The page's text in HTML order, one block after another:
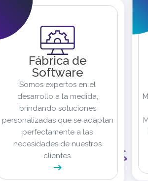
Fábrica de
Software
Somos expertos en el
desarrollo a la medida,
brindando soluciones
personalizadas que se adaptan
perfectamente a las
necesidades de nuestros
clientes.